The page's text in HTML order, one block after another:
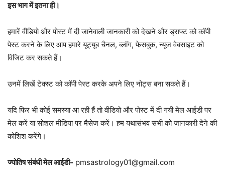
इस भाग में इतना ही।
हमारें वीडियो और पोस्ट में दी जानेवाली जानकारी को देखने और ड्राफ्ट को कॉपी
पेस्ट करने के लिए आप हमारे यूट्यूब चैनल, ब्लॉग, फेसबुक, न्यूज वेबसाइट को
विजिट कर सकते हैं।
उनमें लिखें टेक्स्ट को कॉपी पेस्ट करके अपने लिए नोट्स बना सकते हैं।
यदि फिर भी कोई समस्या आ रही हैं तो वीडियो और पोस्ट में दी गयी मेल आईडी पर
मेल करें या सोशल मीडिया पर मैसेज करें। हम यथासंभव सभी को जानकारी देने की
कोशिश करेंगे।
ज्योतिष संबंधी मेल आईडी- pmsastrology01@gmail.com